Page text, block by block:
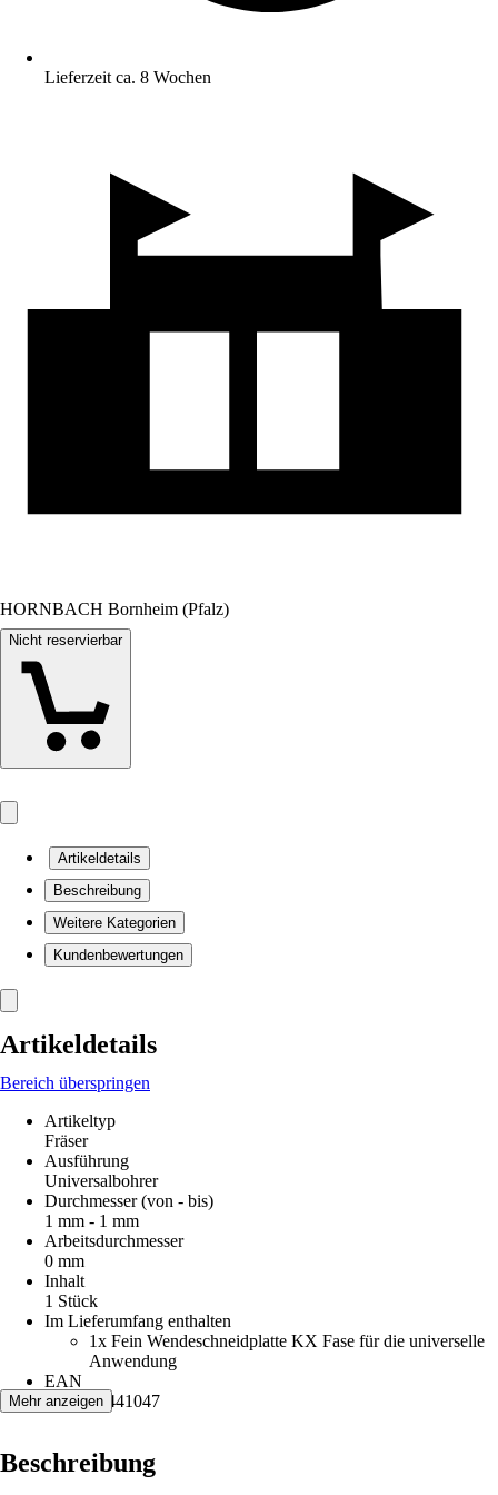
Lieferzeit ca. 8 Wochen
HORNBACH Bornheim (Pfalz)
Nicht reservierbar
Artikeldetails
Beschreibung
Weitere Kategorien
Kundenbewertungen
Artikeldetails
Bereich überspringen
Artikeltyp
Fräser
Ausführung
Universalbohrer
Durchmesser (von - bis)
1 mm - 1 mm
Arbeitsdurchmesser
0 mm
Inhalt
1 Stück
Im Lieferumfang enthalten
1x Fein Wendeschneidplatte KX Fase für die universelle
Anwendung
EAN
4014586441047
Mehr anzeigen
Beschreibung